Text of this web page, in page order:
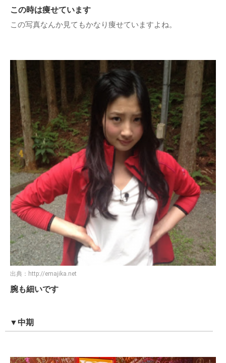
この時は痩せています
この写真なんか見てもかなり痩せていますよね。
出典： http://emajika.net
腕も細いです
▼中期